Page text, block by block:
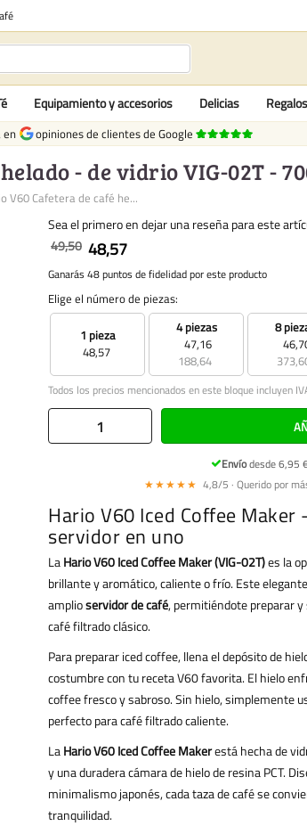
Equipamiento y accesorios Delicias Regalos
en opiniones de clientes de Google
- de vidrio VIG-02T -
V60 Cafetera de café he...
Sea el primero en dejar una reseña para este
49,50 48,57
Ganarás 48 puntos de fidelidad por este producto
Elige el número de piezas:
1 pieza
48,57
4 piezas
47,16
188,64
8
Todos los precios mencionados en este bloque incluyen
Envíodesde 6,95
★★★★★ 4,8/5 · Querido por
Hario V60 Iced Coffee
servidor en uno
LaHario V60 Iced Coffee Maker (VIG-02T)es la
brillante y aromático, caliente o frío. Este
amplioservidor de café, permitiéndote preparar
café filtrado clásico.
Para preparar iced coffee, llena el depósito de
costumbre con tu receta V60 favorita. El hielo
coffee fresco y sabroso. Sin hielo, simplemente
perfecto para café filtrado caliente.
LaHario V60 Iced Coffee Makerestá hecha de
y una duradera cámara de hielo de resina PCT.
minimalismo japonés, cada taza de café se
tranquilidad.